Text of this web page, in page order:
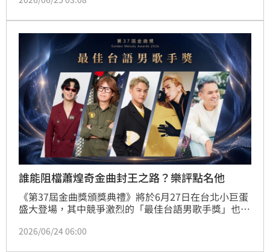
誰能阻檔蕭煌奇金曲封王之路？樂評點名他
《第37屆金曲獎頒獎典禮》將於6月27日在台北小巨蛋
盛大登場，其中競爭激烈的「最佳台語男歌手獎」也成
之稱的樂評人Eric（洪宥鈞），以及Podcast《閒聊
2026/06/24 06:00